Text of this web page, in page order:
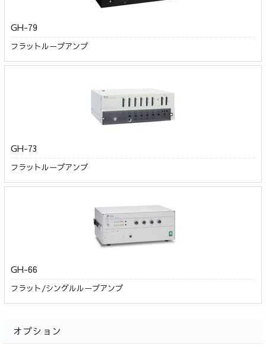
GH-79
フラットループアンプ
GH-73
フラットループアンプ
GH-66
フラット/シングルループアンプ
オプション